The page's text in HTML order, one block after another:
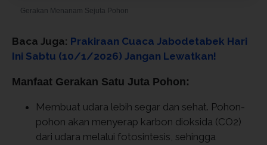
Gerakan Menanam Sejuta Pohon
Baca Juga: Prakiraan Cuaca Jabodetabek Hari
Ini Sabtu (10/1/2026) Jangan Lewatkan!
Manfaat Gerakan Satu Juta Pohon:
Membuat udara lebih segar dan sehat. Pohon-
pohon akan menyerap karbon dioksida (CO2)
dari udara melalui fotosintesis, sehingga